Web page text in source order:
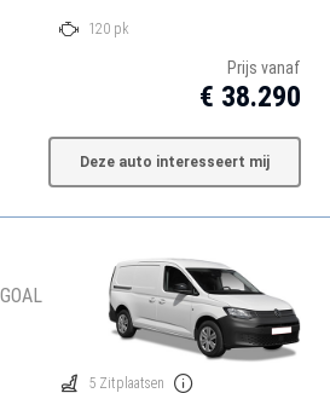
120 pk
Prijs vanaf
€ 38.290
Deze auto interesseert mij
5 Zitplaatsen